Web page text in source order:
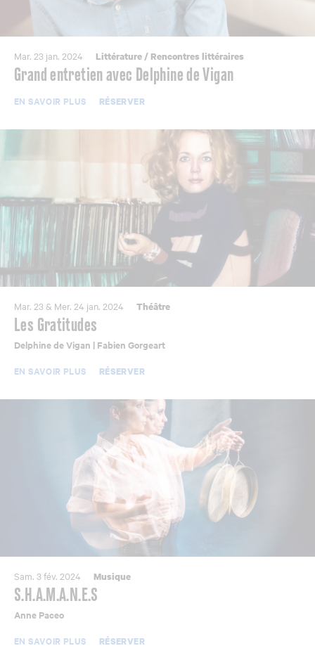
Mar. 23 jan. 2024 Littérature/ Rencontres littéraires
Grand entretien avec Delphine de Vigan
EN SAVOIR PLUS RÉSERVER
Mar. 23 & Mer. 24 jan. 2024 Théâtre
Les Gratitudes
Delphine de Vigan | Fabien Gorgeart
EN SAVOIR PLUS
RÉSERVER
Sam. 3 fév. 2024 Musique
S.H.A.M.A.N.E.S
Anne Paceo
EN SAVOIR PLUS
RÉSERVER